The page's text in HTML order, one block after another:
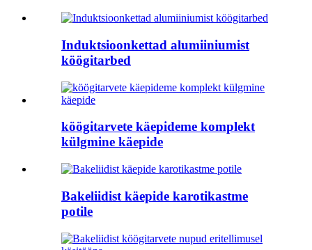
Induktsioonkettad alumiiniumist
köögitarbed
köögitarvete käepideme komplekt
külgmine käepide
Bakeliidist käepide karotikastme
potile